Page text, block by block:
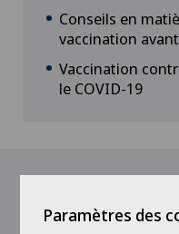
Conseils en
vaccination
Vaccination
le COVID-19
Paramètres des